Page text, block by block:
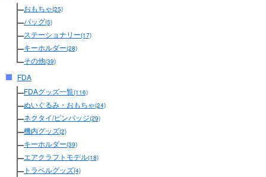
おもちゃ(25)
バッグ(5)
ステーショナリー(17)
キーホルダー(28)
その他(39)
FDA
FDAグッズ一覧(116)
ぬいぐるみ・おもちゃ(24)
ネクタイ/ピンバッジ(29)
機内グッズ(2)
キーホルダー(39)
エアクラフトモデル(18)
トラベルグッズ(4)